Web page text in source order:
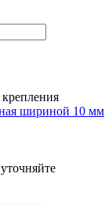
шириной 10 мм